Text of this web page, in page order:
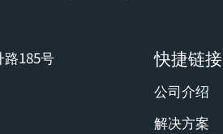
185号
快捷链接
公司介绍
解决方案